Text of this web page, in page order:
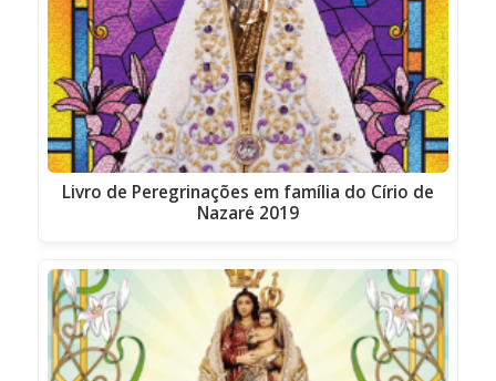
Livro de Peregrinações em família do Círio de
Nazaré 2019